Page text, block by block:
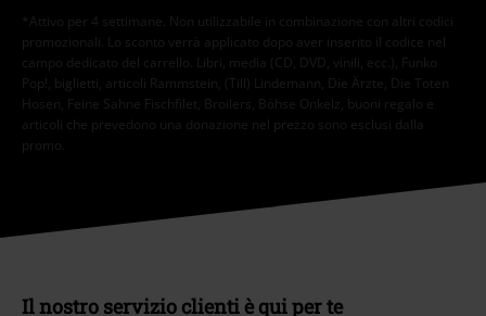
*Attivo per 4 settimane. Non utilizzabile in combinazione con altri codici
promozionali. Lo sconto verrà applicato dopo aver inserito il codice nel
campo dedicato del carrello. Libri, media (CD, DVD, vinili, ecc.), Funko
Pop!, biglietti, articoli Rammstein, (Till) Lindemann, Die Ärzte, Die Toten
Hosen, Feine Sahne Fischfilet, Broilers, Böhse Onkelz, buoni regalo e
articoli che prevedono una donazione nel prezzo sono esclusi dalla
promo.
Il nostro servizio clienti è qui per te